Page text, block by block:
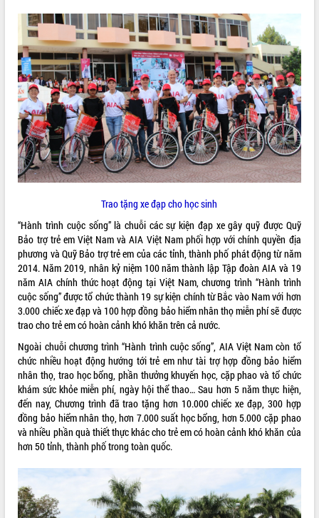
VIDEO
Không có file video nào để phát.
ALBUM ẢNH
THỐNG KÊ TRUY CẬP
Hôm nay: 4237
Tất cả: 66049560
Trao tặng xe đạp cho học sinh
“Hành trình cuộc sống” là chuỗi các sự kiện đạp xe gây quỹ được Quỹ
Bảo trợ trẻ em Việt Nam và AIA Việt Nam phối hợp với chính quyền địa
phương và Quỹ Bảo trợ trẻ em của các tỉnh, thành phố phát động từ năm
2014. Năm 2019, nhân kỷ niệm 100 năm thành lập Tập đoàn AIA và 19
năm AIA chính thức hoạt động tại Việt Nam, chương trình “Hành trình
cuộc sống” được tổ chức thành 19 sự kiện chính từ Bắc vào Nam với hơn
3.000 chiếc xe đạp và 100 hợp đồng bảo hiểm nhân thọ miễn phí sẽ được
trao cho trẻ em có hoàn cảnh khó khăn trên cả nước.
Ngoài chuỗi chương trình “Hành trình cuộc sống”, AIA Việt Nam còn tổ
chức nhiều hoạt động hướng tới trẻ em như tài trợ hợp đồng bảo hiểm
nhân thọ, trao học bổng, phần thưởng khuyến học, cặp phao và tổ chức
khám sức khỏe miễn phí, ngày hội thể thao… Sau hơn 5 năm thực hiện,
đến nay, Chương trình đã trao tặng hơn 10.000 chiếc xe đạp, 300 hợp
đồng bảo hiểm nhân thọ, hơn 7.000 suất học bổng, hơn 5.000 cặp phao
và nhiều phần quà thiết thực khác cho trẻ em có hoàn cảnh khó khăn của
hơn 50 tỉnh, thành phố trong toàn quốc.